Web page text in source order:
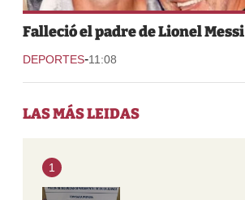
Falleció el padre de Lionel Messi
DEPORTES-11:08
LAS MÁS LEIDAS
1